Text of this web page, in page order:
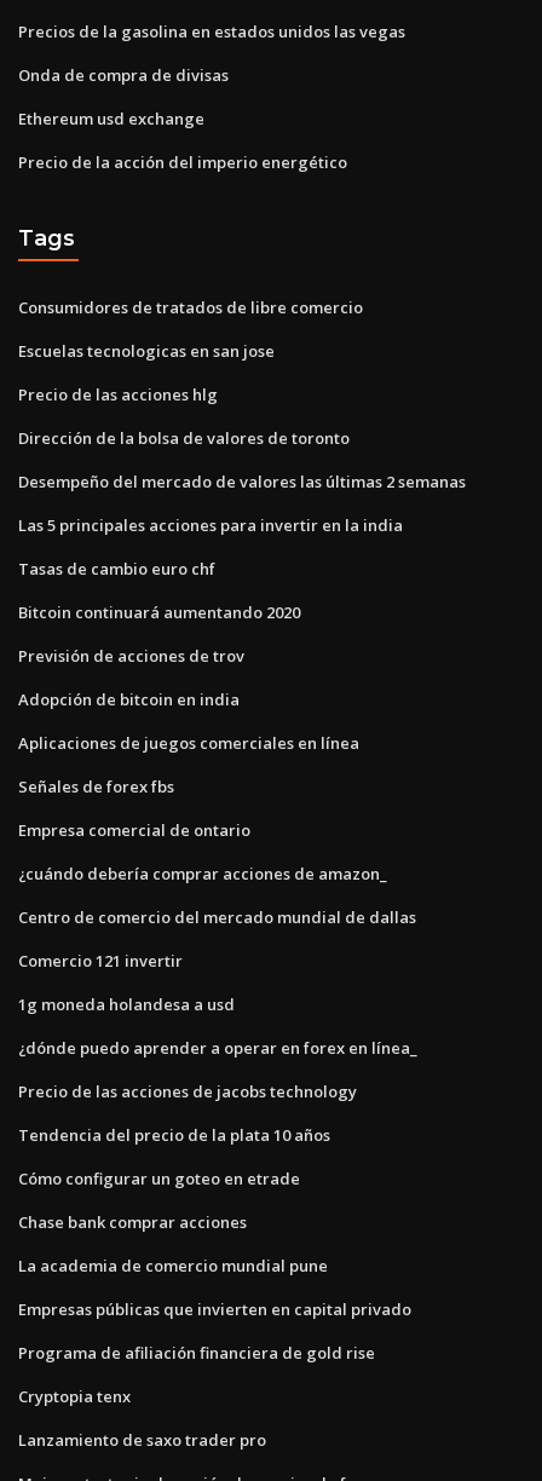
Precios de la gasolina en estados unidos las vegas
Onda de compra de divisas
Ethereum usd exchange
Precio de la acción del imperio energético
Tags
Consumidores de tratados de libre comercio
Escuelas tecnologicas en san jose
Precio de las acciones hlg
Dirección de la bolsa de valores de toronto
Desempeño del mercado de valores las últimas 2 semanas
Las 5 principales acciones para invertir en la india
Tasas de cambio euro chf
Bitcoin continuará aumentando 2020
Previsión de acciones de trov
Adopción de bitcoin en india
Aplicaciones de juegos comerciales en línea
Señales de forex fbs
Empresa comercial de ontario
¿cuándo debería comprar acciones de amazon_
Centro de comercio del mercado mundial de dallas
Comercio 121 invertir
1g moneda holandesa a usd
¿dónde puedo aprender a operar en forex en línea_
Precio de las acciones de jacobs technology
Tendencia del precio de la plata 10 años
Cómo configurar un goteo en etrade
Chase bank comprar acciones
La academia de comercio mundial pune
Empresas públicas que invierten en capital privado
Programa de afiliación financiera de gold rise
Cryptopia tenx
Lanzamiento de saxo trader pro